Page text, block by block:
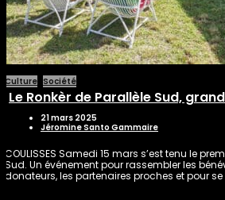
Culture Société
Le Ronkèr de Parallèle Sud,
21 mars 2025
Jéromine Santo Gammaire
COULISSES Samedi 15 mars s’est tenu le
Sud. Un événement pour rassembler les
donateurs, les partenaires proches et pour